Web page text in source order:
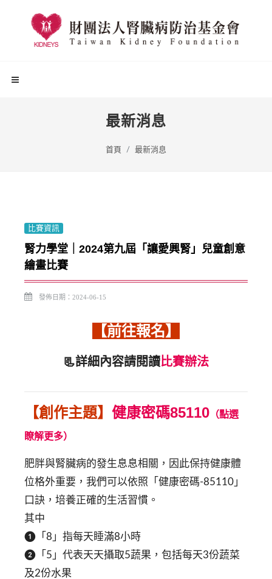
最新消息
首頁 最新消息
比賽資訊
腎力學堂｜2024第九屆「讓愛興腎」兒童創意
繪畫比賽
發佈日期：2024-06-15
【前往報名】
📃詳細內容請閱讀比賽辦法
【創作主題】 健康密碼85110 （點選
瞭解更多）
肥胖與腎臟病的發生息息相關，因此保持健康體
位格外重要，我們可以依照「健康密碼-85110」
口訣，培養正確的生活習慣。
其中
❶「8」指每天睡滿8小時
❷「5」代表天天攝取5蔬果，包括每天3份蔬菜
及2份水果